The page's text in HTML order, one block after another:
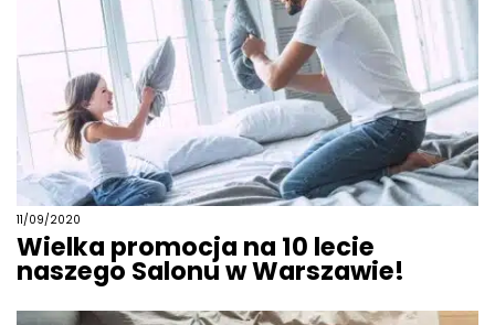
11/09/2020
Wielka promocja na 10 lecie
naszego Salonu w Warszawie!